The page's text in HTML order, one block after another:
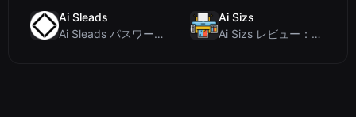
Ai Sleads
Ai Sleads パスワード強度チェッカーレビュー：ゼロアップロード、リアルタイムエントロピー分析
Ai Sizs
Ai Sizs レビュー：無料でプライベートな画像類似度比較・ぼけ検出ツール